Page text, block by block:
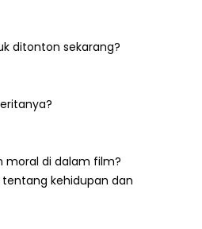
ditonton sekarang?
moral di dalam film?
kehidupan dan